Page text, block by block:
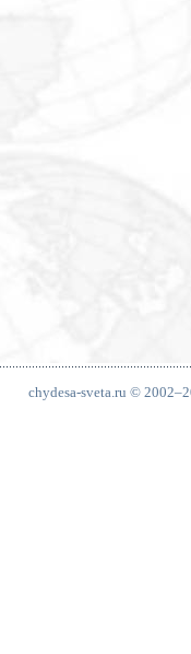
chydesa-sveta.ru ©